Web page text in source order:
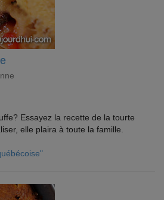
Essayez la recette de la tourte
elle plaira à toute la famille.